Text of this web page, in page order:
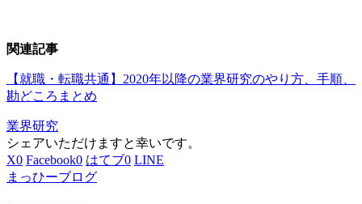
関連記事
【就職・転職共通】2020年以降の業界研究のやり方、手順、
勘どころまとめ
業界研究
シェアいただけますと幸いです。
X0 Facebook0 はてブ0 LINE
まっひーブログ